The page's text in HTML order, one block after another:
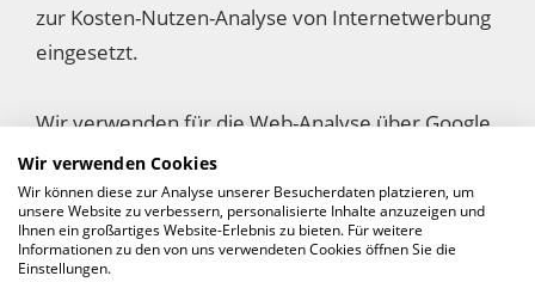
zur Kosten-Nutzen-Analyse von Internetwerbung
eingesetzt.
Wir verwenden für die Web-Analyse über Google
Analytics den Zusatz „_gat.anonymizeIp“. Mittels
dieses Zusatzes wird die IP-Adresse des
Internetanschlusses der betroffenen Person von
Google gekürzt und anonymisiert, wenn der
Wir verwenden Cookies
Wir können diese zur Analyse unserer Besucherdaten platzieren, um
unsere Website zu verbessern, personalisierte Inhalte anzuzeigen und
Ihnen ein großartiges Website-Erlebnis zu bieten. Für weitere
Informationen zu den von uns verwendeten Cookies öffnen Sie die
Einstellungen.